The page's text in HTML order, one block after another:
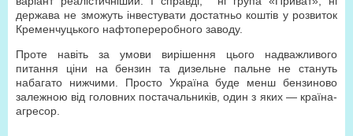
держава не зможуть інвестувати достатньо коштів у розвиток
Кременчуцького нафтопереробного заводу.
Проте навіть за умови вирішення цього надважливого
питання ціни на бензин та дизельне пальне не стануть
набагато нижчими. Просто Україна буде менш бензиново
залежною від головних постачальників, один з яких — країна-
агресор.